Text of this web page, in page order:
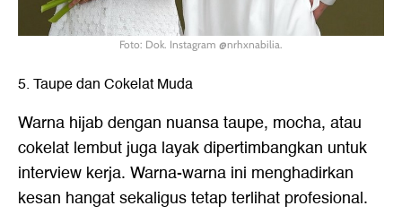
Foto: Dok. Instagram @nrhxnabilia.
5. Taupe dan Cokelat Muda
Warna hijab dengan nuansa taupe, mocha, atau
cokelat lembut juga layak dipertimbangkan untuk
interview kerja. Warna-warna ini menghadirkan
kesan hangat sekaligus tetap terlihat profesional.